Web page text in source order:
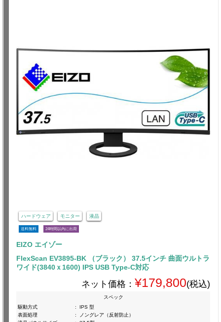
ハードウェア モニター 液晶
送料無料 24時間以内に出荷
EIZO エイゾー
FlexScan EV3895-BK （ブラック） 37.5インチ 曲面ウルトラ
ワイド(3840ｘ1600) IPS USB Type-C対応
ネット価格： ¥179,800(税込)
スペック
駆動方式
:
IPS 型
表面処理
:
ノングレア（反射防止）